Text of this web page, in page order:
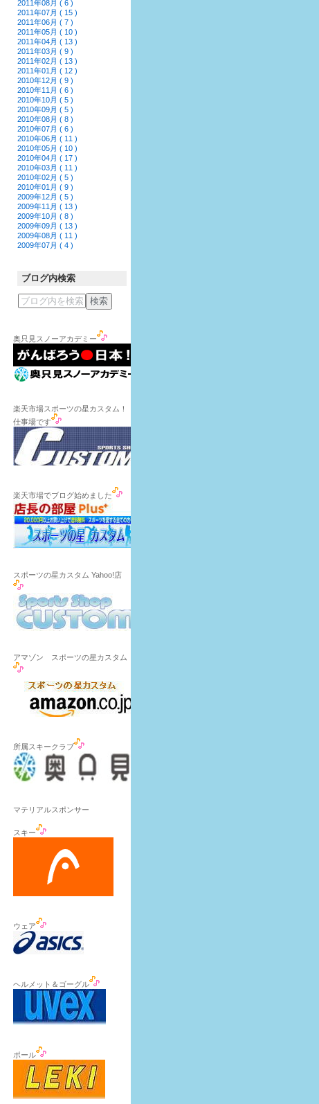
2011年08月 ( 6 )
2011年07月 ( 15 )
2011年06月 ( 7 )
2011年05月 ( 10 )
2011年04月 ( 13 )
2011年03月 ( 9 )
2011年02月 ( 13 )
2011年01月 ( 12 )
2010年12月 ( 9 )
2010年11月 ( 6 )
2010年10月 ( 5 )
2010年09月 ( 5 )
2010年08月 ( 8 )
2010年07月 ( 6 )
2010年06月 ( 11 )
2010年05月 ( 10 )
2010年04月 ( 17 )
2010年03月 ( 11 )
2010年02月 ( 5 )
2010年01月 ( 9 )
2009年12月 ( 5 )
2009年11月 ( 13 )
2009年10月 ( 8 )
2009年09月 ( 13 )
2009年08月 ( 11 )
2009年07月 ( 4 )
ブログ内検索
奥只見スノーアカデミー
楽天市場スポーツの星カスタム！
仕事場です
楽天市場でブログ始めました
スポーツの星カスタム Yahoo!店
アマゾン スポーツの星カスタム
所属スキークラブ
マテリアルスポンサー
スキー
ウェア
ヘルメット＆ゴーグル
ポール